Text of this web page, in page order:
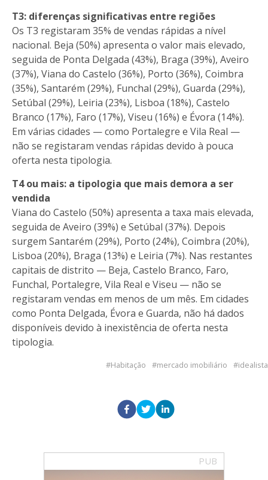
T3: diferenças significativas entre regiões
Os T3 registaram 35% de vendas rápidas a nível
nacional. Beja (50%) apresenta o valor mais elevado,
seguida de Ponta Delgada (43%), Braga (39%), Aveiro
(37%), Viana do Castelo (36%), Porto (36%), Coimbra
(35%), Santarém (29%), Funchal (29%), Guarda (29%),
Setúbal (29%), Leiria (23%), Lisboa (18%), Castelo
Branco (17%), Faro (17%), Viseu (16%) e Évora (14%).
Em várias cidades — como Portalegre e Vila Real —
não se registaram vendas rápidas devido à pouca
oferta nesta tipologia.
T4 ou mais: a tipologia que mais demora a ser
vendida
Viana do Castelo (50%) apresenta a taxa mais elevada,
seguida de Aveiro (39%) e Setúbal (37%). Depois
surgem Santarém (29%), Porto (24%), Coimbra (20%),
Lisboa (20%), Braga (13%) e Leiria (7%). Nas restantes
capitais de distrito — Beja, Castelo Branco, Faro,
Funchal, Portalegre, Vila Real e Viseu — não se
registaram vendas em menos de um mês. Em cidades
como Ponta Delgada, Évora e Guarda, não há dados
disponíveis devido à inexistência de oferta nesta
tipologia.
Habitação mercado imobiliário idealista
PUB